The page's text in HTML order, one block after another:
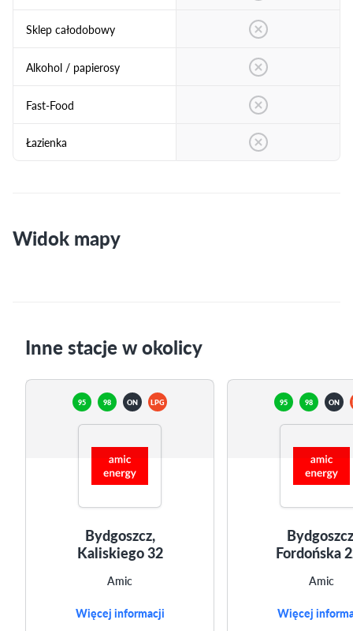
Sklep całodobowy
Alkohol / papierosy
Fast-Food
Łazienka
Widok mapy
Inne stacje w okolicy
95 98 ON LPG
Bydgoszcz,
Kaliskiego 32
Amic
Więcej informacji
95 98 ON
Fordońska
Amic
Więcej